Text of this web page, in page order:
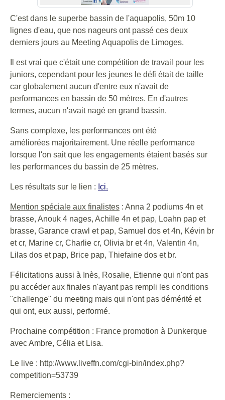
C'est dans le superbe bassin de l'aquapolis, 50m 10
lignes d'eau, que nos nageurs ont passé ces deux
derniers jours au Meeting Aquapolis de Limoges.
Il est vrai que c'était une compétition de travail pour les
juniors, cependant pour les jeunes le défi était de taille
car globalement aucun d'entre eux n'avait de
performances en bassin de 50 mètres. En d'autres
termes, aucun n'avait nagé en grand bassin.
Sans complexe, les performances ont été
améliorées majoritairement. Une réelle performance
lorsque l'on sait que les engagements étaient basés sur
les performances du bassin de 25 mètres.
Les résultats sur le lien : Ici.
Mention spéciale aux finalistes : Anna 2 podiums 4n et
brasse, Anouk 4 nages, Achille 4n et pap, Loahn pap et
brasse, Garance crawl et pap, Samuel dos et 4n, Kévin br
et cr, Marine cr, Charlie cr, Olivia br et 4n, Valentin 4n,
Lilas dos et pap, Brice pap, Thiefaine dos et br.
Félicitations aussi à Inès, Rosalie, Etienne qui n'ont pas
pu accéder aux finales n'ayant pas rempli les conditions
"challenge" du meeting mais qui n'ont pas démérité et
qui ont, eux aussi, performé.
Prochaine compétition : France promotion à Dunkerque
avec Ambre, Célia et Lisa.
Le live : http://www.liveffn.com/cgi-bin/index.php?
competition=53739
Remerciements :